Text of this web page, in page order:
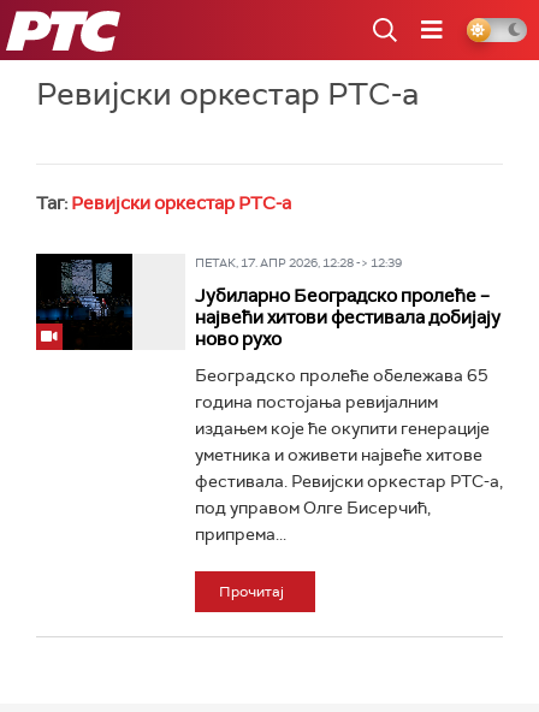
РТС
Ревијски оркестар РТС-а
Таг: Ревијски оркестар РТС-а
ПЕТАК, 17. АПР 2026, 12:28 -> 12:39
Јубиларно Београдско пролеће –
највећи хитови фестивала добијају
ново рухо
Београдско пролеће обележава 65
година постојања ревијалним
издањем које ће окупити генерације
уметника и оживети највеће хитове
фестивала. Ревијски оркестар РТС-а,
под управом Олге Бисерчић,
припрема...
Прочитај